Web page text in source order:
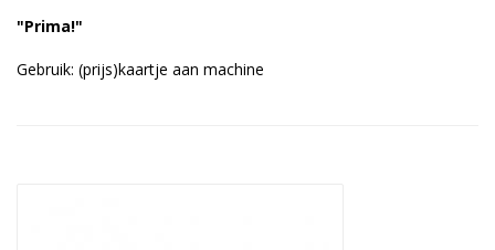
"Prima!"
Gebruik: (prijs)kaartje aan machine